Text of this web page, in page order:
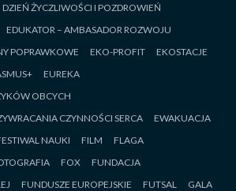
DZIEŃ ŻYCZLIWOŚCI I POZDROWIEŃ
EDUKATOR – AMBASADOR ROZWOJU
POPRAWKOWE EKO-PROFIT
EKOSTACJE
EUREKA
OBCYCH
CZYNNOŚCI SERCA
EWAKUACJA
NAUKI FILM
FLAGA
FOX
FUNDACJA
FUNDUSZE EUROPEJSKIE FUTSAL
GALA